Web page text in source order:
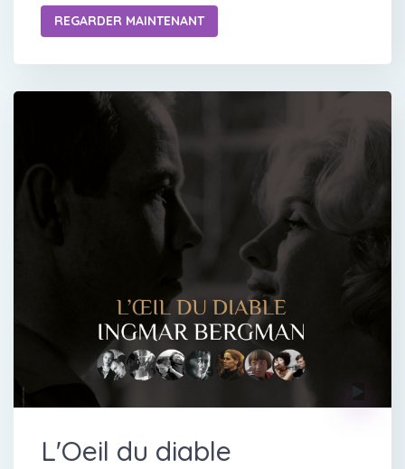
REGARDER MAINTENANT
L'Oeil du diable